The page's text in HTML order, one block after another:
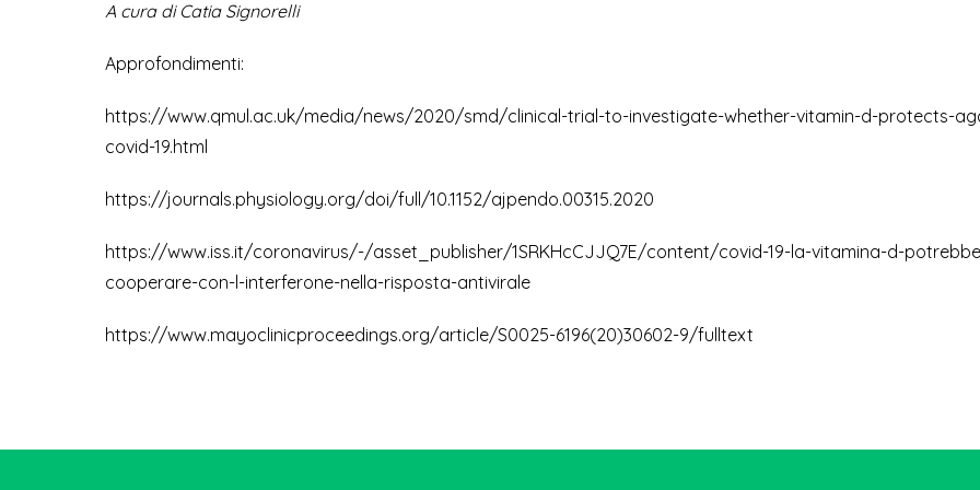
A cura di Catia Signorelli
Approfondimenti:
https://www.qmul.ac.uk/media/news/2020/smd/clinical-trial-to-investigate-whether-vitamin-d-protects-
covid-19.html
https://journals.physiology.org/doi/full/10.1152/ajpendo.00315.2020
https://www.iss.it/coronavirus/-/asset_publisher/1SRKHcCJJQ7E/content/covid-19-la-vitamina-d-
cooperare-con-l-interferone-nella-risposta-antivirale
https://www.mayoclinicproceedings.org/article/S0025-6196(20)30602-9/fulltext